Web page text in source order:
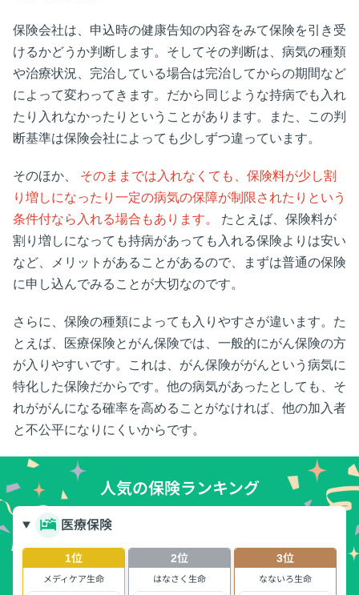
保険会社は、申込時の健康告知の内容をみて保険を引き受
けるかどうか判断します。そしてその判断は、病気の種類
や治療状況、完治している場合は完治してからの期間など
によって変わってきます。だから同じような持病でも入れ
たり入れなかったりということがあります。また、この判
断基準は保険会社によっても少しずつ違っています。
そのほか、 そのままでは入れなくても、保険料が少し割
り増しになったり一定の病気の保障が制限されたりという
条件付なら入れる場合もあります。 たとえば、保険料が
割り増しになっても持病があっても入れる保険よりは安い
など、メリットがあることがあるので、まずは普通の保険
に申し込んでみることが大切なのです。
さらに、保険の種類によっても入りやすさが違います。た
とえば、医療保険とがん保険では、一般的にがん保険の方
が入りやすいです。これは、がん保険ががんという病気に
特化した保険だからです。他の病気があったとしても、そ
れががんになる確率を高めることがなければ、他の加入者
と不公平になりにくいからです。
人気の保険ランキング
医療保険
1位
メディケア生命
2位
はなさく生命
3位
なないろ生命